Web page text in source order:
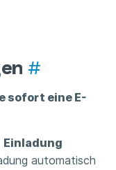
#
sofort eine E-
Einladung
automatisch